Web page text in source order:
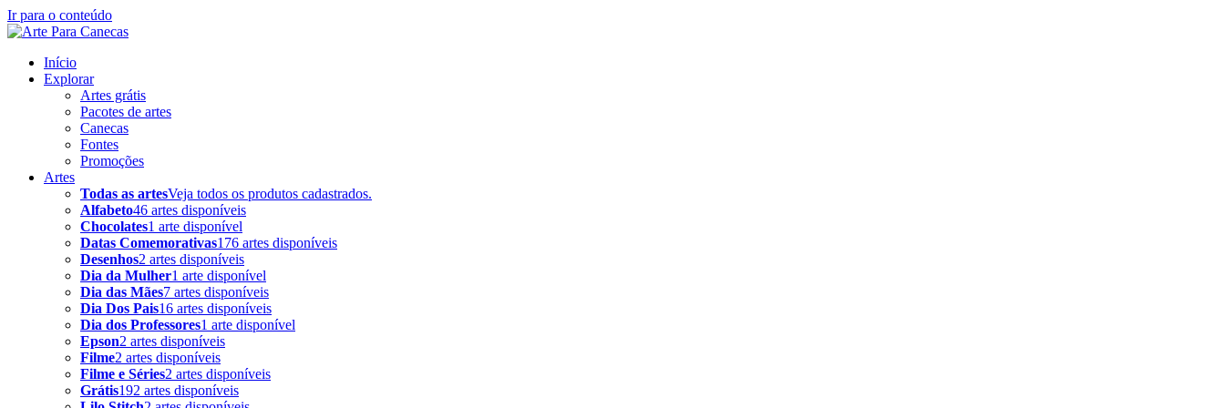
Ir para o conteúdo
Início
Explorar
Artes grátis
Pacotes de artes
Canecas
Fontes
Promoções
Artes
Todas as artesVeja todos os produtos cadastrados.
Alfabeto46 artes disponíveis
Chocolates1 arte disponível
Datas Comemorativas176 artes disponíveis
Desenhos2 artes disponíveis
Dia da Mulher1 arte disponível
Dia das Mães7 artes disponíveis
Dia Dos Pais16 artes disponíveis
Dia dos Professores1 arte disponível
Epson2 artes disponíveis
Filme2 artes disponíveis
Filme e Séries2 artes disponíveis
Grátis192 artes disponíveis